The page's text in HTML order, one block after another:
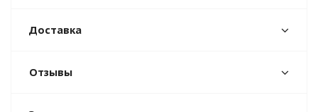
Доставка
Отзывы